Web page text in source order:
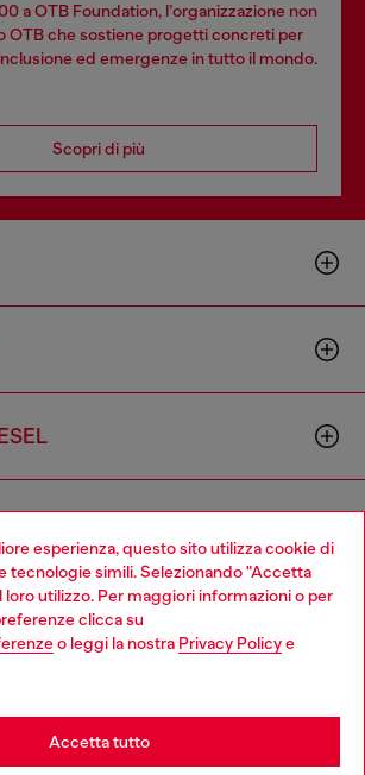
esperienza, questo sito utilizza cookie di
tecnologie simili. Selezionando "Accetta
utilizzo. Per maggiori informazioni o per
clicca su
o leggi la nostra Privacy Policye
Accetta tutto
a OTB Foundation, l’organizzazione non
OTB che sostiene progetti concreti per
ed emergenze in tutto il mondo.
Scopri di più
Country: IT Language: IT
Italia website, but it seems you may